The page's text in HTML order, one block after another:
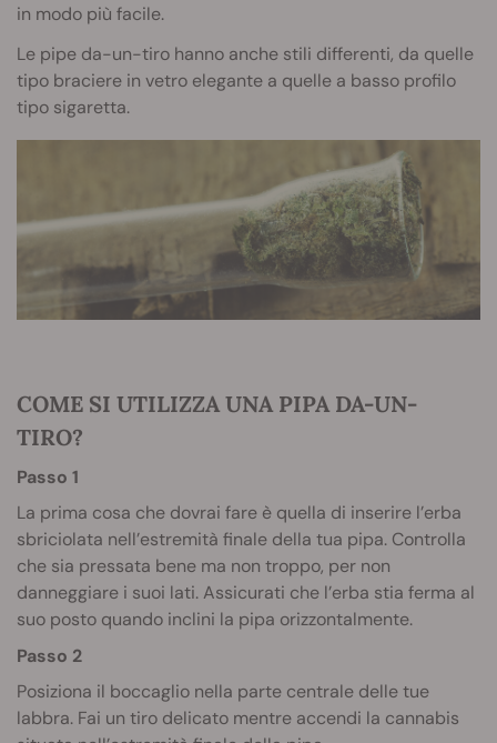
in modo più facile.
Le pipe da-un-tiro hanno anche stili differenti, da quelle
tipo braciere in vetro elegante a quelle a basso profilo
tipo sigaretta.
COME SI UTILIZZA UNA PIPA DA-UN-
TIRO?
Passo 1
La prima cosa che dovrai fare è quella di inserire l’erba
sbriciolata nell’estremità finale della tua pipa. Controlla
che sia pressata bene ma non troppo, per non
danneggiare i suoi lati. Assicurati che l’erba stia ferma al
suo posto quando inclini la pipa orizzontalmente.
Passo 2
Posiziona il boccaglio nella parte centrale delle tue
labbra. Fai un tiro delicato mentre accendi la cannabis